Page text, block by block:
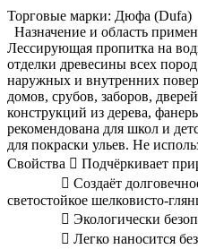
Торговые марки: Дюфа (Dufa)
Назначение и область
Лессирующая пропитка на
отделки древесины всех
наружных и внутренних
домов, срубов, заборов,
конструкций из дерева,
рекомендована для школ и
для покраски ульев. Не
Свойства  Подчёркивает
 Создаёт долговечное,
светостойкое шелковисто-
 Экологически
 Легко наносится без